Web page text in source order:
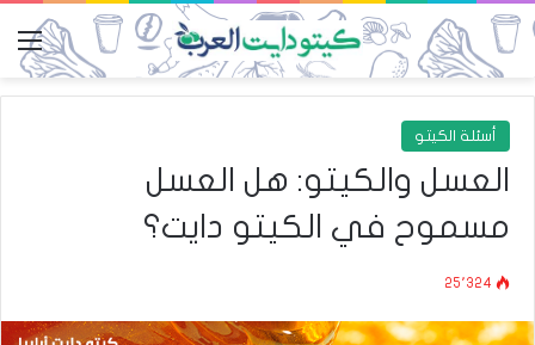
أسئلة الكيتو
العسل والكيتو: هل العسل
مسموح في الكيتو دايت؟
25٬324